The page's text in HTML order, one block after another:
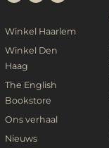
Winkel Haarlem
Winkel Den
Haag
The English
Bookstore
Ons verhaal
Nieuws